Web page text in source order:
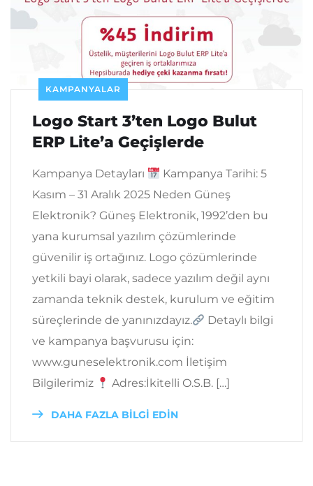
KAMPANYALAR
Logo Start 3’ten Logo Bulut
ERP Lite’a Geçişlerde
Kampanya Detayları
Kampanya Tarihi: 5
Kasım – 31 Aralık 2025 Neden Güneş
Elektronik? Güneş Elektronik, 1992’den bu
yana kurumsal yazılım çözümlerinde
güvenilir iş ortağınız. Logo çözümlerinde
yetkili bayi olarak, sadece yazılım değil aynı
zamanda teknik destek, kurulum ve eğitim
süreçlerinde de yanınızdayız.
Detaylı bilgi
ve kampanya başvurusu için:
www.guneselektronik.com İletişim
Bilgilerimiz
Adres:İkitelli O.S.B. […]
DAHA FAZLA BİLGİ EDİN